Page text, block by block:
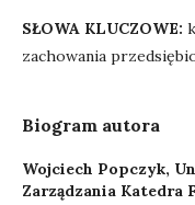
SŁOWA KLUCZOWE:
zachowania
Biogram autora
Wojciech Popczyk,
Zarządzania Katedra